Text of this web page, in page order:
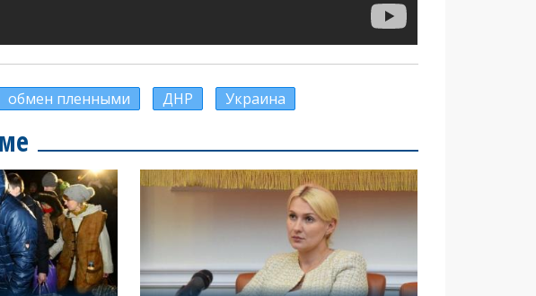
обмен пленными ДНР Украина